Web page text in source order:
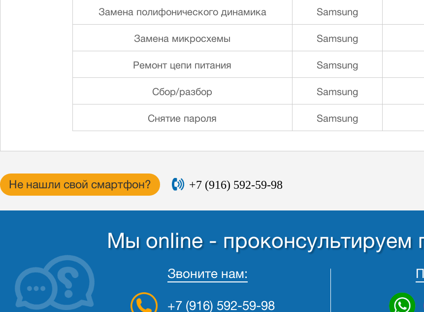
Замена полифонического динамика Samsung
Замена микросхемы Samsung
Ремонт цепи питания Samsung
Сбор/разбор Samsung
Снятие пароля Samsung
Не нашли свой смартфон? +7 (916) 592-59-98
Мы online - проконсультируем
Звоните нам:
+7 (916) 592-59-98